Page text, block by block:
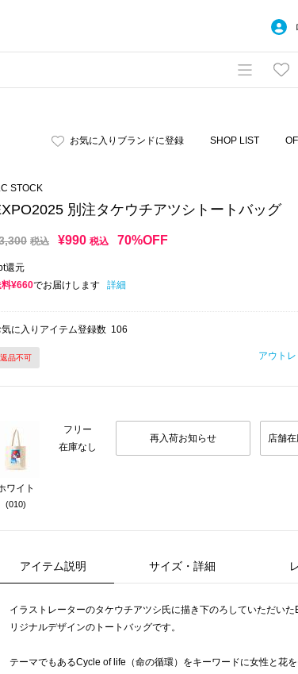
お気に入りブランドに登録 SHOP LIST
STOCK
別注タケウチアツシトートバッグ
税込 ¥990 税込 70%OFF
還元
料¥660でお届けします 詳細
気に入りアイテム登録数 106
返品不可 アウト
ワイト
(010)
フリー
在庫なし
再入荷お知らせ 店舗
アイテム説明 サイズ・詳細
イラストレーターのタケウチアツシ氏に描き下のろしていただいた
リジナルデザインのトートバッグです。
テーマでもあるCycle of life（命の循環）をキーワードに女性と花